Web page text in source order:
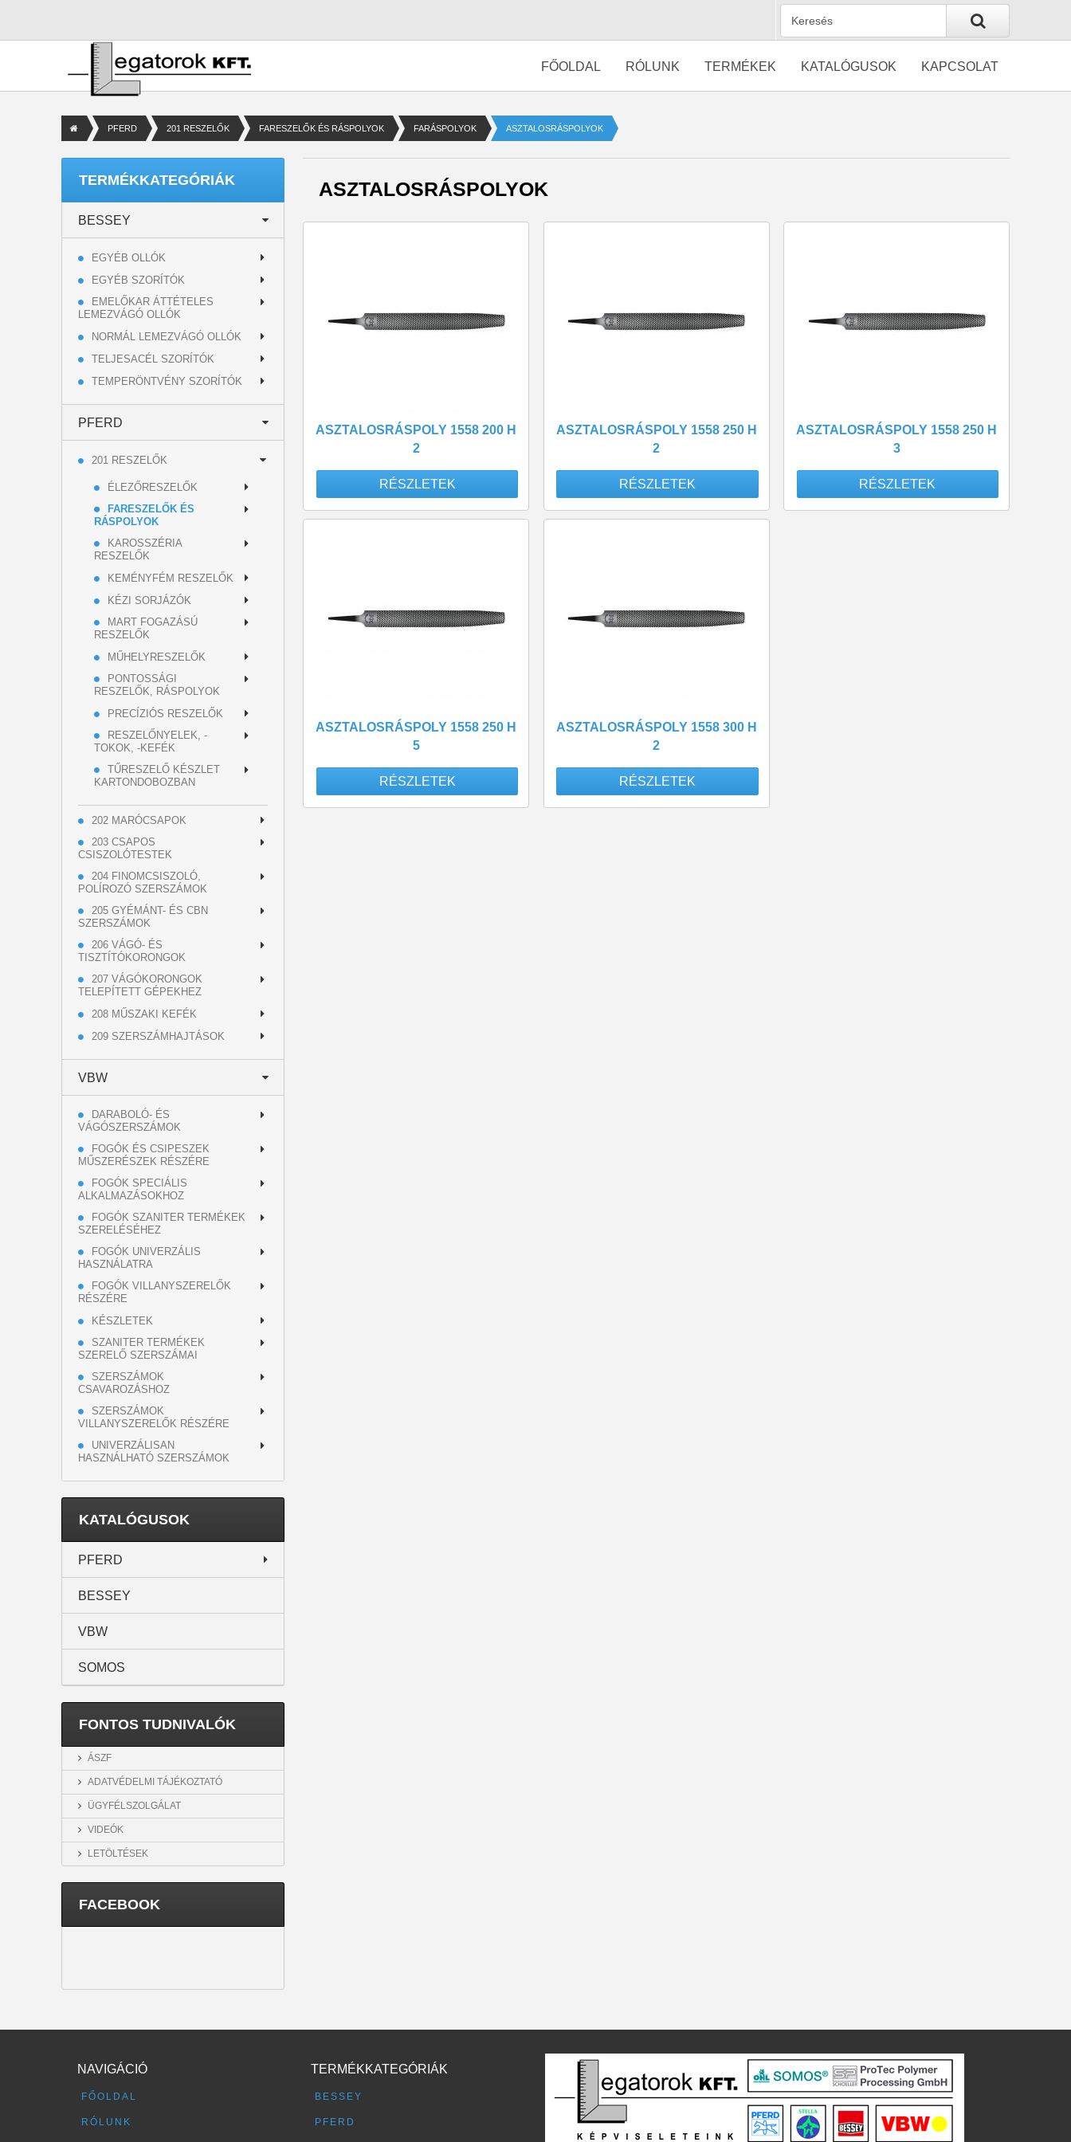
FŐOLDAL RÓLUNK TERMÉKEK KATALÓGUSOK KAPCSOLAT
PFERD 201 RESZELŐK FARESZELŐK ÉS RÁSPOLYOK FARÁSPOLYOK ASZTALOSRÁSPOLYOK
TERMÉKKATEGÓRIÁK
BESSEY
EGYÉB OLLÓK
EGYÉB SZORÍTÓK
EMELŐKAR ÁTTÉTELES
LEMEZVÁGÓ OLLÓK
NORMÁL LEMEZVÁGÓ OLLÓK
TELJESACÉL SZORÍTÓK
TEMPERÖNTVÉNY SZORÍTÓK
PFERD
201 RESZELŐK
ÉLEZŐRESZELŐK
FARESZELŐK ÉS
RÁSPOLYOK
KAROSSZÉRIA
RESZELŐK
KEMÉNYFÉM RESZELŐK
KÉZI SORJÁZÓK
MART FOGAZÁSÚ
RESZELŐK
MŰHELYRESZELŐK
PONTOSSÁGI
RESZELŐK, RÁSPOLYOK
PRECÍZIÓS RESZELŐK
RESZELŐNYELEK, -
TOKOK, -KEFÉK
TŰRESZELŐ KÉSZLET
KARTONDOBOZBAN
202 MARÓCSAPOK
203 CSAPOS
CSISZOLÓTESTEK
204 FINOMCSISZOLÓ,
POLÍROZÓ SZERSZÁMOK
205 GYÉMÁNT- ÉS CBN
SZERSZÁMOK
206 VÁGÓ- ÉS
TISZTÍTÓKORONGOK
207 VÁGÓKORONGOK
TELEPÍTETT GÉPEKHEZ
208 MŰSZAKI KEFÉK
209 SZERSZÁMHAJTÁSOK
VBW
DARABOLÓ- ÉS
VÁGÓSZERSZÁMOK
FOGÓK ÉS CSIPESZEK
MŰSZERÉSZEK RÉSZÉRE
FOGÓK SPECIÁLIS
ALKALMAZÁSOKHOZ
FOGÓK SZANITER TERMÉKEK
SZERELÉSÉHEZ
FOGÓK UNIVERZÁLIS
HASZNÁLATRA
FOGÓK VILLANYSZERELŐK
RÉSZÉRE
KÉSZLETEK
SZANITER TERMÉKEK
SZERELŐ SZERSZÁMAI
SZERSZÁMOK
CSAVAROZÁSHOZ
SZERSZÁMOK
VILLANYSZERELŐK RÉSZÉRE
UNIVERZÁLISAN
HASZNÁLHATÓ SZERSZÁMOK
ASZTALOSRÁSPOLYOK
ASZTALOSRÁSPOLY 1558 200 H
2
RÉSZLETEK
ASZTALOSRÁSPOLY 1558 250 H
2
RÉSZLETEK
ASZTALOSRÁSPOLY 1558 250 H
3
RÉSZLETEK
ASZTALOSRÁSPOLY 1558 250 H
5
RÉSZLETEK
ASZTALOSRÁSPOLY 1558 300 H
2
RÉSZLETEK
KATALÓGUSOK
PFERD
BESSEY
VBW
SOMOS
FONTOS TUDNIVALÓK
ÁSZF
ADATVÉDELMI TÁJÉKOZTATÓ
ÜGYFÉLSZOLGÁLAT
VIDEÓK
LETÖLTÉSEK
FACEBOOK
NAVIGÁCIÓ
FŐOLDAL
RÓLUNK
TERMÉKKATEGÓRIÁK
BESSEY
PFERD